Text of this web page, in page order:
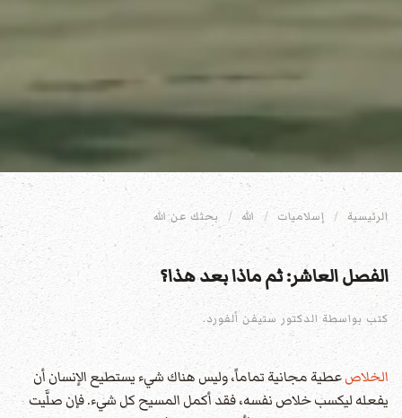
الرئيسية إسلاميات الله بحثك عن الله
الفصل العاشر: ثم ماذا بعد هذا؟
كتب بواسطة الدكتور ستيفن ألفورد.
الخلاصعطية مجانية تماماً، وليس هناك شيء يستطيع الإنسان أن
يفعله ليكسب خلاص نفسه، فقد أكمل المسيح كل شيء. فإن صلَّيت